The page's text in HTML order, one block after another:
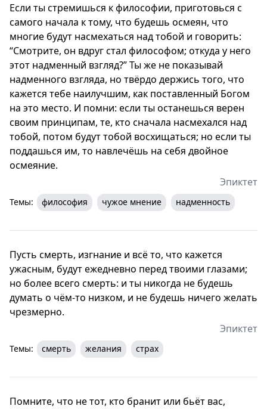
Если ты стремишься к философии, приготовься с
самого начала к тому, что будешь осмеян, что
многие будут насмехаться над тобой и говорить:
“Смотрите, он вдруг стал философом; откуда у него
этот надменный взгляд?” Ты же не показывай
надменного взгляда, но твёрдо держись того, что
кажется тебе наилучшим, как поставленный Богом
на это место. И помни: если ты останешься верен
своим принципам, те, кто сначала насмехался над
тобой, потом будут тобой восхищаться; но если ты
поддашься им, то навлечёшь на себя двойное
осмеяние.
Эпиктет
Темы: философия чужое мнение надменность
Пусть смерть, изгнание и всё то, что кажется
ужасным, будут ежедневно перед твоими глазами;
но более всего смерть: и ты никогда не будешь
думать о чём-то низком, и не будешь ничего желать
чрезмерно.
Эпиктет
Темы: смерть желания страх
Помните, что не тот, кто бранит или бьёт вас,